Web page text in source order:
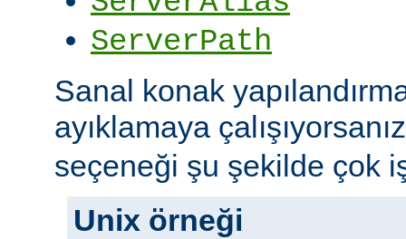
ServerPath
Sanal konak
ayıklamaya
seçeneği şu şekilde çok
Unix örneği